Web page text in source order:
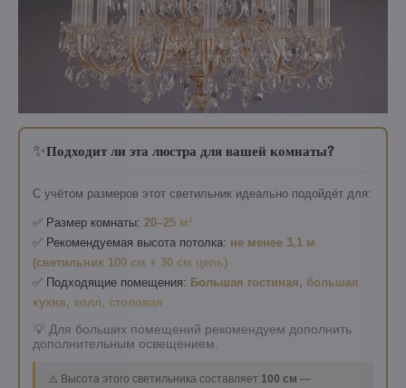
✨Подходит ли эта люстра для вашей комнаты?
С учётом размеров этот светильник идеально подойдёт для:
✅ Размер комнаты: 20–25 м²
✅ Рекомендуемая высота потолка: не менее 3,1 м
(светильник 100 см + 30 см цепь)
✅ Подходящие помещения: Большая гостиная, большая
кухня, холл, столовая
💡 Для больших помещений рекомендуем дополнить
дополнительным освещением.
⚠️ Высота этого светильника составляет 100 см —